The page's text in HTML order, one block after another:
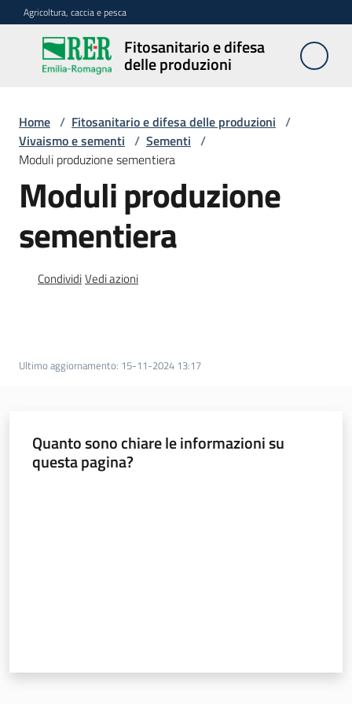
Vai al contenuto
Vai alla navigazione
Vai al footer
Agricoltura, caccia e pesca
Fitosanitario e difesa
delle produzioni
Fitosanitario
e difesa
produzioni
Avversità
delle
Sorveglianza
sostenibile
sementi
Home / Fitosanitario e difesa delle produzioni /
Vivaismo e sementi / Sementi /
Moduli produzione sementiera
Moduli produzione
sementiera
CondividiVedi azioni
Ultimo aggiornamento: 15-11-2024 13:17
Quanto sono chiare le informazioni su
questa pagina?